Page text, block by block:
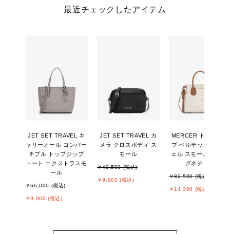
最近チェックしたアイテム
JET SET TRAVEL キ
ャリーオール コンバー
チブル トップジップ
トート エクストラスモ
ール
￥66,000 (税込)
￥9,900 (税込)
JET SET TRAVEL カ
メラ クロスボディ ス
モール
￥49,500 (税込)
￥9,900 (税込)
MERCER トップジッ
プ ベルテッド サッチ
ェル スモール - MKシ
グネチャー
￥82,500 (税込)
￥14,300 (税込)